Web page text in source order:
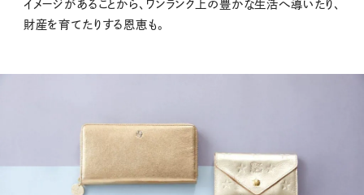
イメージがあることから、ワンランク上の豊かな生活へ導いたり、
財産を育てたりする恩恵も。